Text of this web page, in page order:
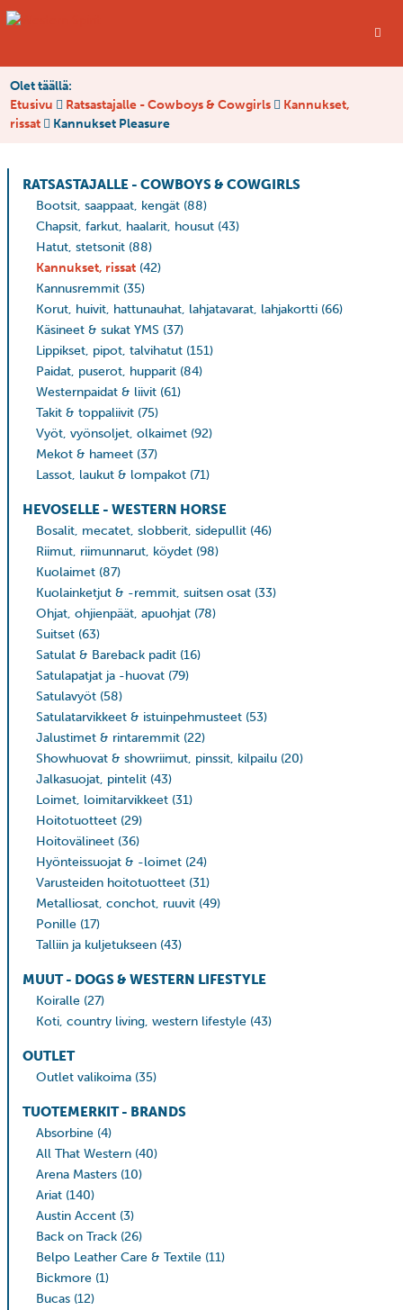
Olet täällä:
Etusivu
Ratsastajalle - Cowboys & Cowgirls
Kannukset,
rissat
Kannukset Pleasure
RATSASTAJALLE - COWBOYS & COWGIRLS
Bootsit, saappaat, kengät (88)
Chapsit, farkut, haalarit, housut (43)
Hatut, stetsonit (88)
Kannukset, rissat (42)
Kannusremmit (35)
Korut, huivit, hattunauhat, lahjatavarat, lahjakortti (66)
Käsineet & sukat YMS (37)
Lippikset, pipot, talvihatut (151)
Paidat, puserot, hupparit (84)
Westernpaidat & liivit (61)
Takit & toppaliivit (75)
Vyöt, vyönsoljet, olkaimet (92)
Mekot & hameet (37)
Lassot, laukut & lompakot (71)
HEVOSELLE - WESTERN HORSE
Bosalit, mecatet, slobberit, sidepullit (46)
Riimut, riimunnarut, köydet (98)
Kuolaimet (87)
Kuolainketjut & -remmit, suitsen osat (33)
Ohjat, ohjienpäät, apuohjat (78)
Suitset (63)
Satulat & Bareback padit (16)
Satulapatjat ja -huovat (79)
Satulavyöt (58)
Satulatarvikkeet & istuinpehmusteet (53)
Jalustimet & rintaremmit (22)
Showhuovat & showriimut, pinssit, kilpailu (20)
Jalkasuojat, pintelit (43)
Loimet, loimitarvikkeet (31)
Hoitotuotteet (29)
Hoitovälineet (36)
Hyönteissuojat & -loimet (24)
Varusteiden hoitotuotteet (31)
Metalliosat, conchot, ruuvit (49)
Ponille (17)
Talliin ja kuljetukseen (43)
MUUT - DOGS & WESTERN LIFESTYLE
Koiralle (27)
Koti, country living, western lifestyle (43)
OUTLET
Outlet valikoima (35)
TUOTEMERKIT - BRANDS
Absorbine (4)
All That Western (40)
Arena Masters (10)
Ariat (140)
Austin Accent (3)
Back on Track (26)
Belpo Leather Care & Textile (11)
Bickmore (1)
Bucas (12)